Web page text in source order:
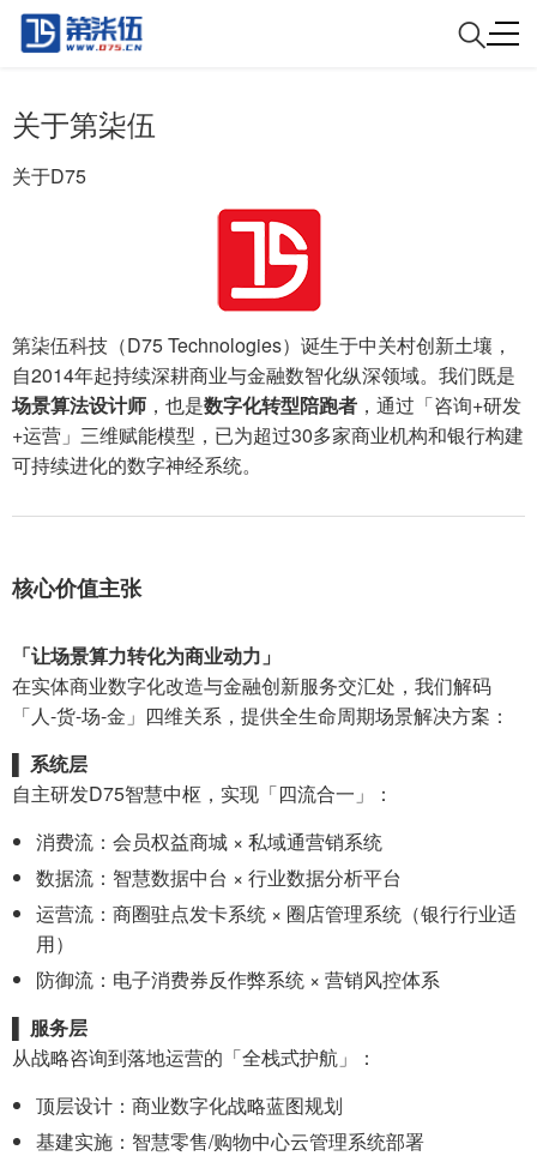
关于第柒伍
关于D75
第柒伍科技（D75 Technologies）诞生于中关村创新土壤，
自2014年起持续深耕商业与金融数智化纵深领域。我们既是
场景算法设计师 ，也是数字化转型陪跑者 ，通过「咨询+研发
+运营」三维赋能模型，已为超过30多家商业机构和银行构建
可持续进化的数字神经系统。
核心价值主张
「让场景算力转化为商业动力」
在实体商业数字化改造与金融创新服务交汇处，我们解码
「人-货-场-金」四维关系，提供全生命周期场景解决方案：
▌ 系统层
自主研发D75智慧中枢，实现「四流合一」：
消费流：会员权益商城 × 私域通营销系统
数据流：智慧数据中台 × 行业数据分析平台
运营流：商圈驻点发卡系统 × 圈店管理系统（银行行业适
用）
防御流：电子消费券反作弊系统 × 营销风控体系
▌ 服务层
从战略咨询到落地运营的「全栈式护航」：
顶层设计：商业数字化战略蓝图规划
基建实施：智慧零售/购物中心云管理系统部署